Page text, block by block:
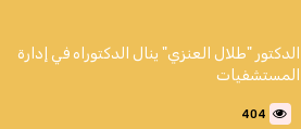
الدكتور "طلال العنزي" ينال الدكتوراه في إدارة
المستشفيات
404